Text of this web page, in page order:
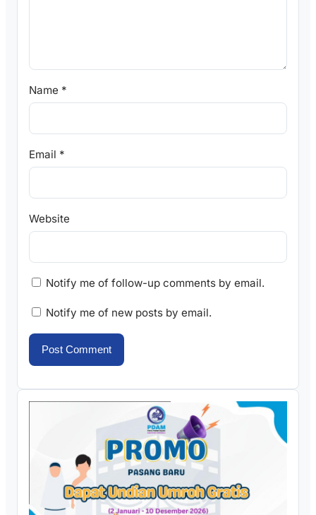
Name *
Email *
Website
Notify me of follow-up comments by email.
Notify me of new posts by email.